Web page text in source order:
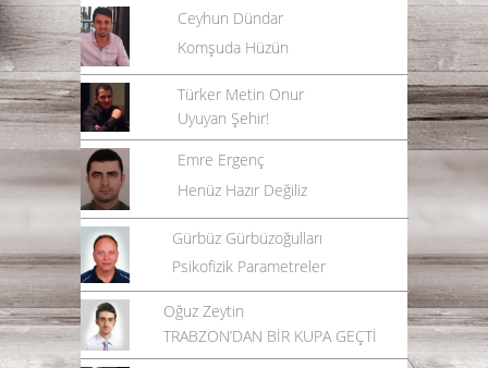
Ceyhun Dündar
Komşuda Hüzün
Türker Metin Onur
Uyuyan Şehir!
Emre Ergenç
Henüz Hazır Değiliz
Gürbüz Gürbüzoğulları
Psikofizik Parametreler
Oğuz Zeytin
TRABZON’DAN BİR KUPA GEÇTİ